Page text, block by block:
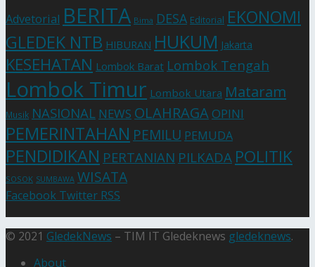
Advetorial BERITA Bima DESA Editorial EKONOMI
GLEDEK NTB HIBURAN HUKUM Jakarta
KESEHATAN Lombok Barat Lombok Tengah
Lombok Timur Lombok Utara Mataram
Musik NASIONAL NEWS OLAHRAGA OPINI
PEMERINTAHAN PEMILU PEMUDA
PENDIDIKAN PERTANIAN PILKADA POLITIK
SOSOK SUMBAWA WISATA
Facebook Twitter RSS
© 2021 GledekNews – TIM IT Gledeknews gledeknews.
About